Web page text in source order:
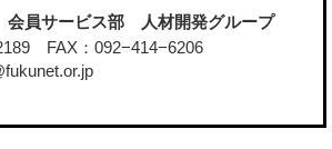
員サービス部 人材開発グループ
FAX：092−414−6206